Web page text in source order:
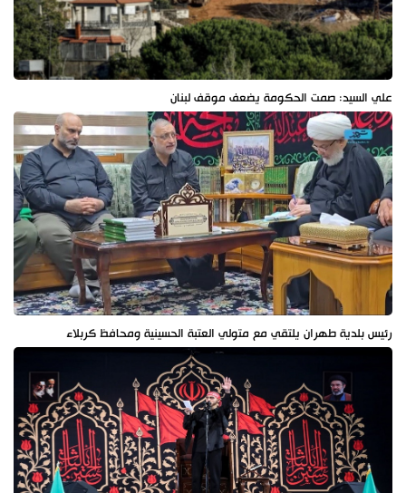
علي السيد: صمت الحكومة يضعف موقف لبنان
رئيس بلدية طهران يلتقي مع متولي العتبة الحسينية ومحافظ كربلاء